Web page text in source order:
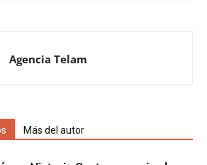
Agencia Telam
Más del autor